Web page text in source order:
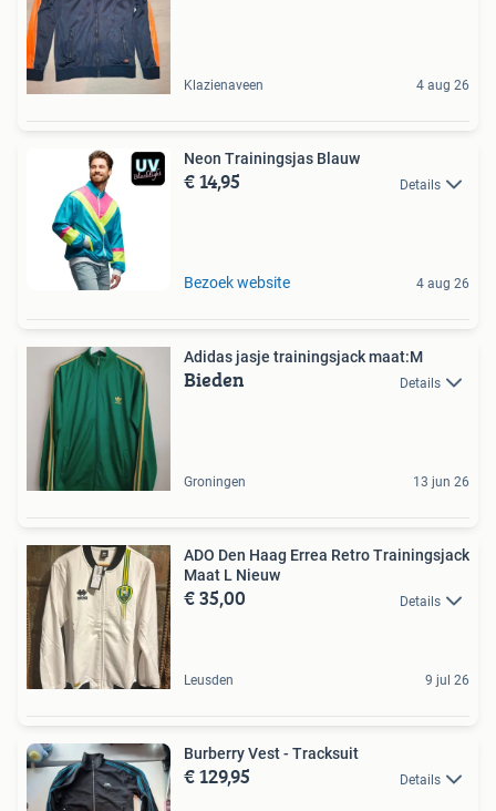
Klazienaveen 4 aug 26
Neon Trainingsjas Blauw
€ 14,95 Details
Bezoek website 4 aug 26
Adidas jasje trainingsjack maat:M
Bieden Details
Groningen 13 jun 26
ADO Den Haag Errea Retro Trainingsjack
Maat L Nieuw
€ 35,00 Details
Leusden 9 jul 26
Burberry Vest - Tracksuit
€ 129,95 Details